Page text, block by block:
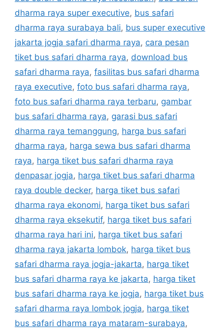
dharma raya super executive, bus safari
dharma raya surabaya bali, bus super executive
jakarta jogja safari dharma raya, cara pesan
tiket bus safari dharma raya, download bus
safari dharma raya, fasilitas bus safari dharma
raya executive, foto bus safari dharma raya,
foto bus safari dharma raya terbaru, gambar
bus safari dharma raya, garasi bus safari
dharma raya temanggung, harga bus safari
dharma raya, harga sewa bus safari dharma
raya, harga tiket bus safari dharma raya
denpasar jogja, harga tiket bus safari dharma
raya double decker, harga tiket bus safari
dharma raya ekonomi, harga tiket bus safari
dharma raya eksekutif, harga tiket bus safari
dharma raya hari ini, harga tiket bus safari
dharma raya jakarta lombok, harga tiket bus
safari dharma raya jogja-jakarta, harga tiket
bus safari dharma raya ke jakarta, harga tiket
bus safari dharma raya ke jogja, harga tiket bus
safari dharma raya lombok jogja, harga tiket
bus safari dharma raya mataram-surabaya,